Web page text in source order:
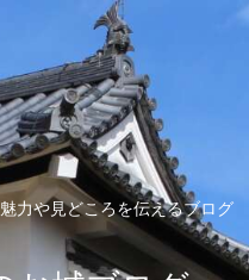
力や見どころを伝えるブログ